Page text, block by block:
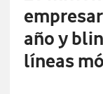
año y
líneas